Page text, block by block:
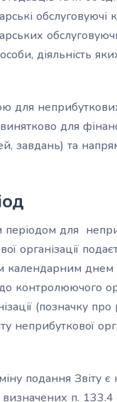
діяльність
для
для
завдань) та
періодом для
організації
календарним днем
до контролюючого
(позначку
неприбуткової
подання Звіту
визначених п.